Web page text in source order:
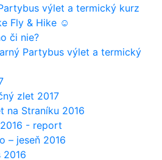
výlet a termický kurz
Fly & Hike ☺
či nie?
Partybus výlet a termický
zlet 2017
na Straníku 2016
- report
– jeseň 2016
2016